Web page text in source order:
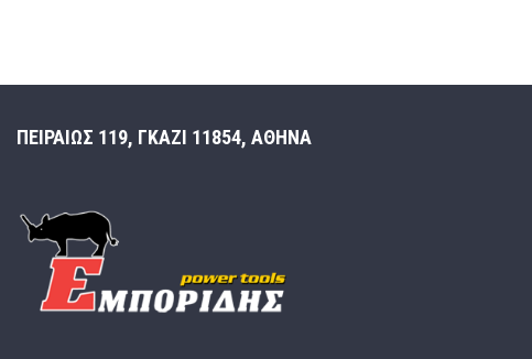
ΠΕΙΡΑΙΩΣ 119, ΓΚΑΖΙ 11854, ΑΘΗΝΑ